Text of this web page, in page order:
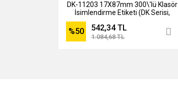
DK-11203 17X87mm 300\'lü Klasör
İsimlendirme Etiketi (DK Serisi,
%50 542,34 TL
1.084,68 TL